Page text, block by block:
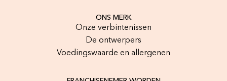
ONS MERK
Onze verbintenissen
De ontwerpers
Voedingswaarde en allergenen